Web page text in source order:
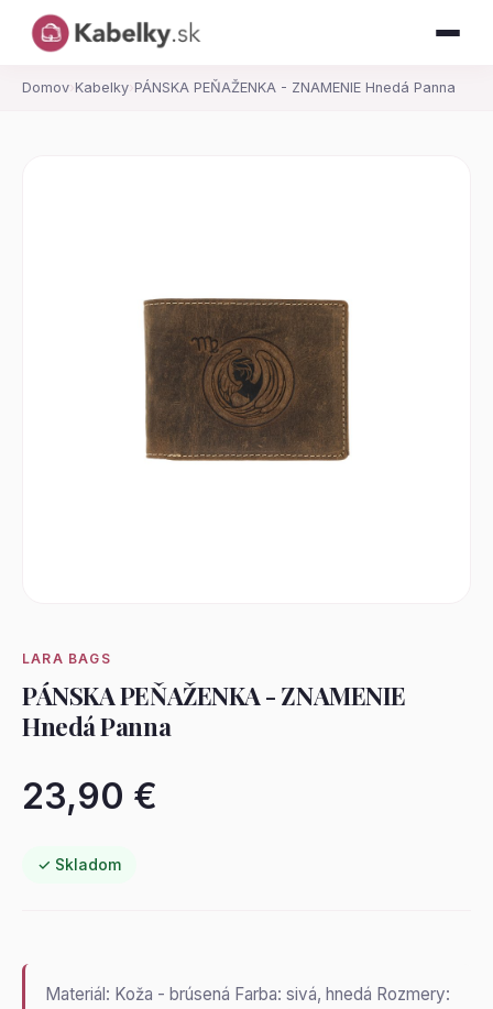
Domov› Kabelky› PÁNSKA PEŇAŽENKA - ZNAMENIE Hnedá Panna
LARA BAGS
PÁNSKA PEŇAŽENKA - ZNAMENIE
Hnedá Panna
23,90 €
✓ Skladom
Materiál: Koža - brúsená Farba: sivá, hnedá Rozmery: